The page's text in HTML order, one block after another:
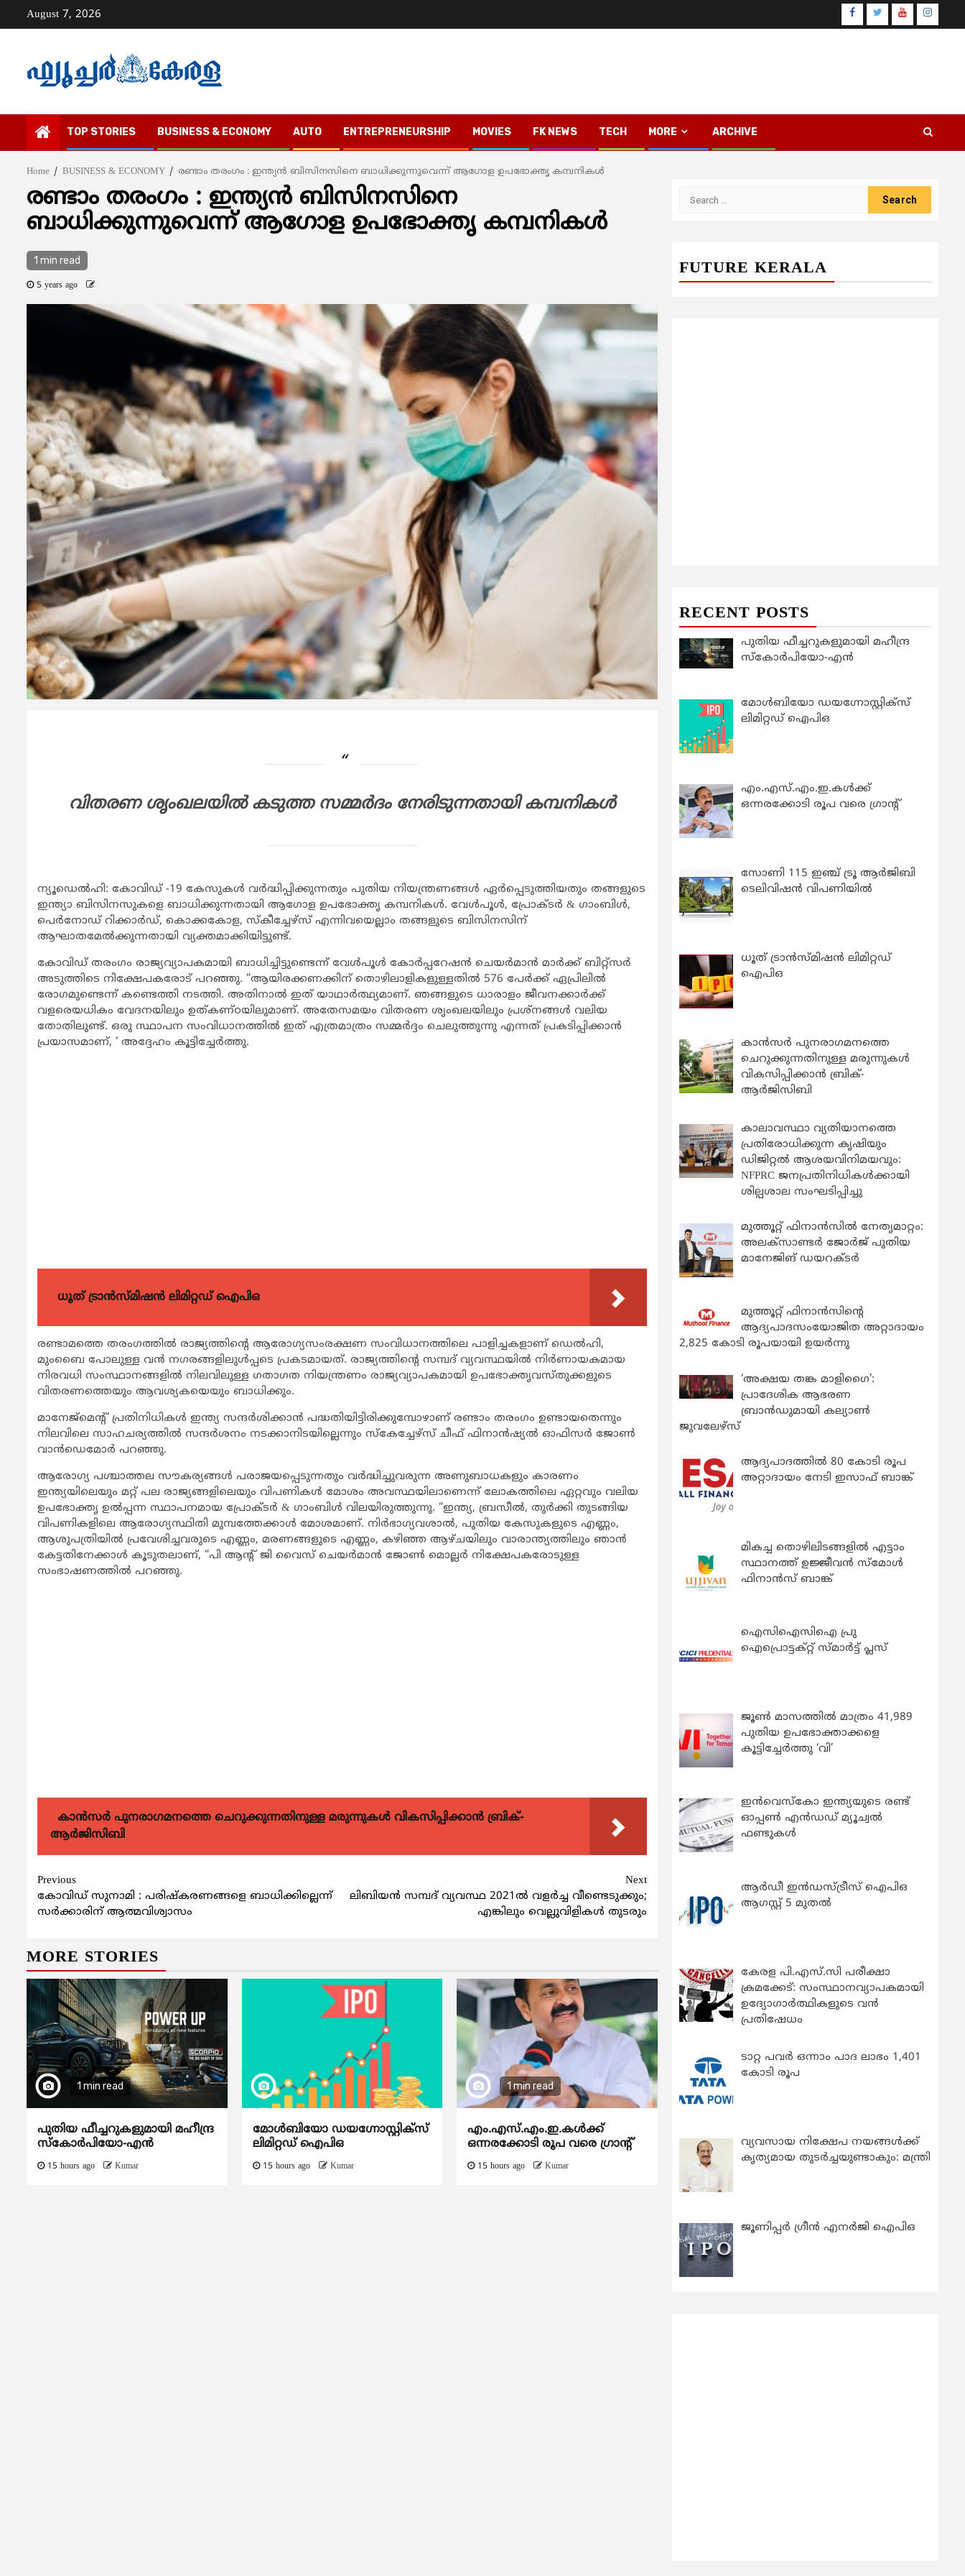
August 7, 2026 Facebook
TwitterYoutube
TOP STORIES BUSINESS & ECONOMY AUTO ENTREPRENEURSHIP MOVIES FK NEWS TECH MORE ARCHIVE
Home BUSINESS & ECONOMY രണ്ടാം തരംഗം : ഇന്ത്യന്‍ ബിസിനസിനെ ബാധിക്കുന്നുവെന്ന് ആഗോള ഉപഭോക്തൃ കമ്പനികള്‍
രണ്ടാം തരംഗം : ഇന്ത്യന്‍ ബിസിനസിനെ
ബാധിക്കുന്നുവെന്ന് ആഗോള ഉപഭോക്തൃ കമ്പനികള്‍
1 min read
5 years ago
വിതരണ ശൃംഖലയില്‍ കടുത്ത സമ്മര്‍ദം നേരിടുന്നതായി കമ്പനികള്‍
ന്യൂഡെല്‍ഹി: കോവിഡ് -19 കേസുകള്‍ വര്‍ദ്ധിപ്പിക്കുന്നതും പുതിയ നിയന്ത്രണങ്ങള്‍ ഏര്‍പ്പെടുത്തിയതും തങ്ങളുടെ
ഇന്ത്യാ ബിസിനസുകളെ ബാധിക്കുന്നതായി ആഗോള ഉപഭോക്തൃ കമ്പനികള്‍. വേള്‍പൂള്‍, പ്രോക്ടര്‍ & ഗാംബിള്‍,
പെര്‍നോഡ് റിക്കാര്‍ഡ്, കൊക്കകോള, സ്കീച്ചേഴ്സ് എന്നിവയെല്ലാം തങ്ങളുടെ ബിസിനസിന്
ആഘാതമേല്‍ക്കുന്നതായി വ്യക്തമാക്കിയിട്ടുണ്ട്.
കോവിഡ് തരംഗം രാജ്യവ്യാപകമായി ബാധിച്ചിട്ടുണ്ടെന്ന് വേള്‍പൂള്‍ കോര്‍പ്പറേഷന്‍ ചെയര്‍മാന്‍ മാര്‍ക്ക് ബിറ്റ്സര്‍
അടുത്തിടെ നിക്ഷേപകരോട് പറഞ്ഞു. “ആയിരക്കണക്കിന് തൊഴിലാളികളുള്ളതില്‍ 576 പേര്‍ക്ക് ഏപ്രിലില്‍
രോഗമുണ്ടെന്ന് കണ്ടെത്തി നടത്തി. അതിനാല്‍ ഇത് യാഥാര്‍ത്ഥ്യമാണ്. ഞങ്ങളുടെ ധാരാളം ജീവനക്കാര്‍ക്ക്
വളരെയധികം വേദനയിലും ഉത്കണ്ഠയിലുമാണ്. അതേസമയം വിതരണ ശൃംഖലയിലും പ്രശ്നങ്ങള്‍ വലിയ
തോതിലുണ്ട്. ഒരു സ്ഥാപന സംവിധാനത്തില്‍ ഇത് എത്രമാത്രം സമ്മര്‍ദ്ദം ചെലുത്തുന്നു എന്നത് പ്രകടിപ്പിക്കാന്‍
പ്രയാസമാണ്, ‘ അദ്ദേഹം കൂട്ടിച്ചേര്‍ത്തു.
ധൂത് ട്രാൻസ്മിഷൻ ലിമിറ്റഡ് ഐപിഒ
രണ്ടാമത്തെ തരംഗത്തില്‍ രാജ്യത്തിന്‍റെ ആരോഗ്യസംരക്ഷണ സംവിധാനത്തിലെ പാളിച്ചകളാണ് ഡെല്‍ഹി,
മുംബൈ പോലുള്ള വന്‍ നഗരങ്ങളിലുള്‍പ്പടെ പ്രകടമായത്. രാജ്യത്തിന്‍റെ സമ്പദ് വ്യവസ്ഥയില്‍ നിര്‍ണായകമായ
നിരവധി സംസ്ഥാനങ്ങളില്‍ നിലവിലുള്ള ഗതാഗത നിയന്ത്രണം രാജ്യവ്യാപകമായി ഉപഭോക്തൃവസ്തുക്കളുടെ
വിതരണത്തെയും ആവശ്യകയെയും ബാധിക്കും.
മാനേജ്മെന്‍റ് പ്രതിനിധികള്‍ ഇന്ത്യ സന്ദര്‍ശിക്കാന്‍ പദ്ധതിയിട്ടിരിക്കുമ്പോഴാണ് രണ്ടാം തരംഗം ഉണ്ടായതെന്നും
നിലവിലെ സാഹചര്യത്തില്‍ സന്ദര്‍ശനം നടക്കാനിടയില്ലെന്നും സ്കേച്ചേഴ്സ് ചീഫ് ഫിനാന്‍ഷ്യല്‍ ഓഫിസര്‍ ജോണ്‍
വാന്‍ഡെമോര്‍ പറഞ്ഞു.
ആരോഗ്യ പശ്ചാത്തല സൗകര്യങ്ങള്‍ പരാജയപ്പെടുന്നതും വര്‍ദ്ധിച്ചുവരുന്ന അണുബാധകളും കാരണം
ഇന്ത്യയിലെയും മറ്റ് പല രാജ്യങ്ങളിലെയും വിപണികള്‍ മോശം അവസ്ഥയിലാണെന്ന് ലോകത്തിലെ ഏറ്റവും വലിയ
ഉപഭോക്തൃ ഉല്‍പ്പന്ന സ്ഥാപനമായ പ്രോക്ടര്‍ & ഗാംബിള്‍ വിലയിരുത്തുന്നു. “ഇന്ത്യ, ബ്രസീല്‍, തുര്‍ക്കി തുടങ്ങിയ
വിപണികളിലെ ആരോഗ്യസ്ഥിതി മുമ്പത്തേക്കാള്‍ മോശമാണ്. നിര്‍ഭാഗ്യവശാല്‍, പുതിയ കേസുകളുടെ എണ്ണം,
ആശുപത്രിയില്‍ പ്രവേശിച്ചവരുടെ എണ്ണം, മരണങ്ങളുടെ എണ്ണം, കഴിഞ്ഞ ആഴ്ചയിലും വാരാന്ത്യത്തിലും ഞാന്‍
കേട്ടതിനേക്കാള്‍ കൂടുതലാണ്, “പി ആന്‍റ് ജി വൈസ് ചെയര്‍മാന്‍ ജോണ്‍ മൊല്ലര്‍ നിക്ഷേപകരോടുള്ള
സംഭാഷണത്തില്‍ പറഞ്ഞു.
കാന്‍സര്‍ പുനരാഗമനത്തെ ചെറുക്കുന്നതിനുള്ള മരുന്നുകള്‍ വികസിപ്പിക്കാന്‍ ബ്രിക്-
ആര്‍ജിസിബി
Continue
Reading
Previous
കോവിഡ് സുനാമി : പരിഷ്കരണങ്ങളെ ബാധിക്കില്ലെന്ന്
സര്‍ക്കാരിന് ആത്മവിശ്വാസം
Next
ലിബിയന്‍ സമ്പദ് വ്യവസ്ഥ 2021ല്‍ വളര്‍ച്ച വീണ്ടെടുക്കും;
എങ്കിലും വെല്ലുവിളികള്‍ തുടരും
MORE STORIES
1 min read
പുതിയ ഫീച്ചറുകളുമായി മഹീന്ദ്ര
സ്കോർപിയോ-എൻ
15 hours ago Kumar
മോൾബിയോ ഡയഗ്നോസ്റ്റിക്സ്
ലിമിറ്റഡ് ഐപിഒ
15 hours ago Kumar
1 min read
എം.എസ്.എം.ഇ.കൾക്ക്
ഒന്നരക്കോടി രൂപ വരെ ഗ്രാന്റ്
15 hours ago Kumar
FUTURE KERALA
RECENT POSTS
പുതിയ ഫീച്ചറുകളുമായി മഹീന്ദ്ര
സ്കോർപിയോ-എൻ
മോൾബിയോ ഡയഗ്നോസ്റ്റിക്സ്
ലിമിറ്റഡ് ഐപിഒ
എം.എസ്.എം.ഇ.കൾക്ക്
ഒന്നരക്കോടി രൂപ വരെ ഗ്രാന്റ്
സോണി 115 ഇഞ്ച് ട്രൂ ആർജിബി
ടെലിവിഷൻ വിപണിയിൽ
ധൂത് ട്രാൻസ്മിഷൻ ലിമിറ്റഡ്
ഐപിഒ
കാന്‍സര്‍ പുനരാഗമനത്തെ
ചെറുക്കുന്നതിനുള്ള മരുന്നുകള്‍
വികസിപ്പിക്കാന്‍ ബ്രിക്-
ആര്‍ജിസിബി
കാലാവസ്ഥാ വ്യതിയാനത്തെ
പ്രതിരോധിക്കുന്ന കൃഷിയും
ഡിജിറ്റൽ ആശയവിനിമയവും:
NFPRC ജനപ്രതിനിധികൾക്കായി
ശില്പശാല സംഘടിപ്പിച്ചു
മുത്തൂറ്റ് ഫിനാൻസിൽ നേതൃമാറ്റം:
അലക്സാണ്ടർ ജോർജ് പുതിയ
മാനേജിങ് ഡയറക്ടർ
മുത്തൂറ്റ് ഫിനാൻസിന്റെ
ആദ്യപാദസംയോജിത അറ്റാദായം
2,825 കോടി രൂപയായി ഉയർന്നു
‘അക്ഷയ തങ്ക മാളിഗൈ’:
പ്രാദേശിക ആഭരണ
ബ്രാന്‍ഡുമായി കല്യാണ്‍
ജുവലേഴ്‌സ്
ആദ്യപാദത്തിൽ 80 കോടി രൂപ
അറ്റാദായം നേടി ഇസാഫ് ബാങ്ക്
മികച്ച തൊഴിലിടങ്ങളിൽ എട്ടാം
സ്ഥാനത്ത് ഉജ്ജീവൻ സ്മോൾ
ഫിനാൻസ് ബാങ്ക്
ഐസിഐസിഐ പ്രു
ഐപ്രൊട്ടക്റ്റ് സ്മാർട്ട് പ്ലസ്
ജൂൺ മാസത്തിൽ മാത്രം 41,989
പുതിയ ഉപഭോക്താക്കളെ
കൂട്ടിച്ചേർത്തു ‘വി’
ഇന്‍വെസ്കോ ഇന്ത്യയുടെ രണ്ട്
ഓപ്പണ്‍ എന്‍ഡഡ് മ്യൂച്വല്‍
ഫണ്ടുകള്‍
ആർഡീ ഇൻഡസ്ട്രീസ് ഐപിഒ
ആഗസ്റ്റ് 5 മുതൽ
കേരള പി.എസ്.സി പരീക്ഷാ
ക്രമക്കേട്: സംസ്ഥാനവ്യാപകമായി
ഉദ്യോഗാര്‍ത്ഥികളുടെ വന്‍
പ്രതിഷേധം
ടാറ്റ പവർ ഒന്നാം പാദ ലാഭം 1,401
കോടി രൂപ
വ്യവസായ നിക്ഷേപ നയങ്ങള്‍ക്ക്
കൃത്യമായ തുടര്‍ച്ചയുണ്ടാകും: മന്ത്രി
ജൂണിപ്പർ ഗ്രീൻ എനർജി ഐപിഒ